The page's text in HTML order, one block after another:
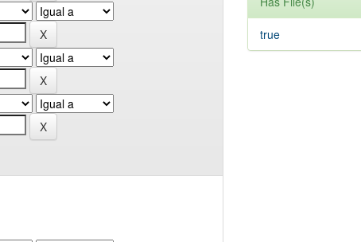
true